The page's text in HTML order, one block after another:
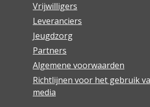
Vrijwilligers
Leveranciers
Jeugdzorg
Partners
Algemene voorwaarden
Richtlijnen voor het gebruik
media